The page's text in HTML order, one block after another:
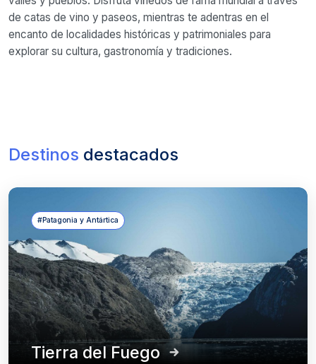
de catas de vino y paseos, mientras te adentras en el
encanto de localidades históricas y patrimoniales para
explorar su cultura, gastronomía y tradiciones.
Destinos destacados
#Patagonia y Antártica
Tierra del Fuego